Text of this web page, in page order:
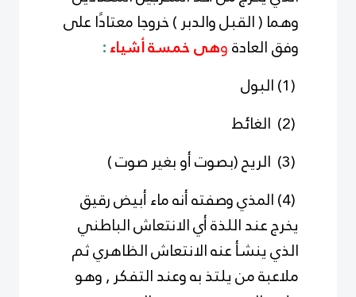
وهما ( القبل والدبر ) خروجا معتادًا على
وفق العادةوهى خمسة أشياء:
(1) البول
(2) الغائط
(3) الريح (بصوت أو بغير صوت )
(4) المذي وصفته أنه ماء أبيض رقيق
يخرج عند اللذة أي الانتعاش الباطني
الذي ينشأ عنه الانتعاش الظاهري ثم
ملاعبة من يلتذ به وعند التفكر , وهو